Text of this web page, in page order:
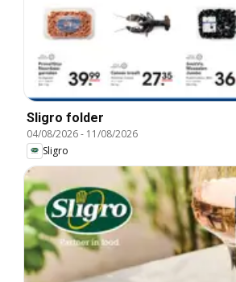
Sligro folder
04/08/2026- 11/08/2026
Sligro